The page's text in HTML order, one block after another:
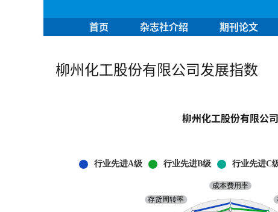
首页 杂志社介绍 期刊论文
柳州化工股份有限公司发展指数
柳州化工股份有限公司